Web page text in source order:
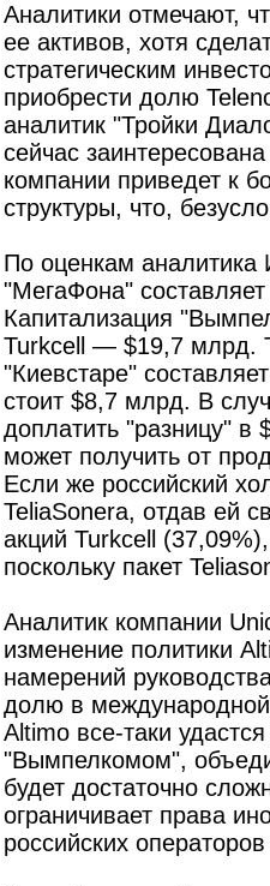
Аналитики отмечают,
ее активов, хотя
стратегическим
приобрести долю
аналитик "Тройки
сейчас
компании приведет к
структуры, что,
По оценкам аналитика
"МегаФона"
Капитализация
Turkcell — $19,7 млрд.
"Киевстаре"
стоит $8,7 млрд. В
доплатить "разницу"
может получить от
Если же российский
TeliaSonera, отдав ей
акций Turkcell
поскольку пакет
Аналитик компании
изменение политики
намерений
долю в
Altimo все-таки
"Вымпелкомом",
будет достаточно
ограничивает права
российских